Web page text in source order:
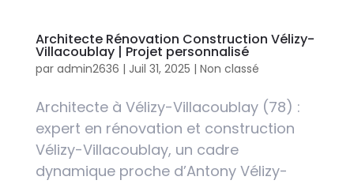
Architecte Rénovation Construction Vélizy-
Villacoublay | Projet personnalisé
par admin2636 | Juil 31, 2025 | Non classé
Architecte à Vélizy-Villacoublay (78) :
expert en rénovation et construction
Vélizy-Villacoublay, un cadre
dynamique proche d’Antony Vélizy-